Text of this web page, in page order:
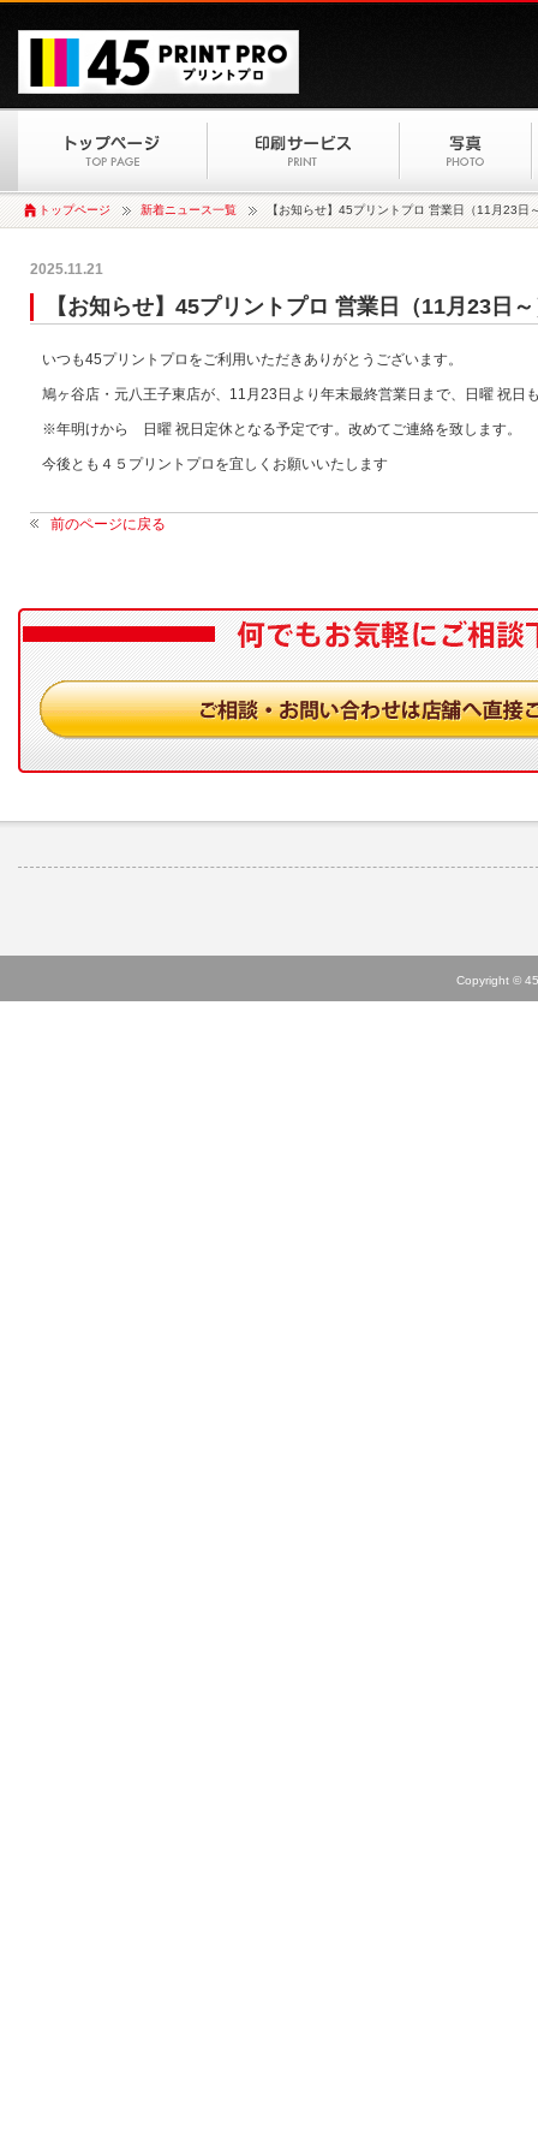
トップページ 新着ニュース一覧 【お知らせ】45プリントプロ 営業日（11月23日
2025.11.21
【お知らせ】45プリントプロ 営業日（11月23日
いつも45プリントプロをご利用いただきありがとうございます。
鳩ヶ谷店・元八王子東店が、11月23日より年末最終営業日まで、日曜 祝日
※年明けから 日曜 祝日定休となる予定です。改めてご連絡を致します。
今後とも４５プリントプロを宜しくお願いいたします
前のページに戻る
Copyright ©